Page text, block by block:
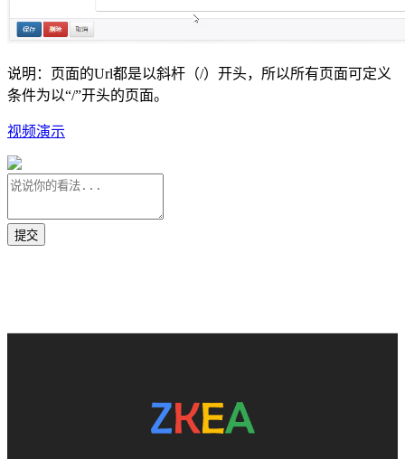
说明：页面的Url都是以斜杆（/）开头，所以所有页面可定义
条件为以“/”开头的页面。
视频演示